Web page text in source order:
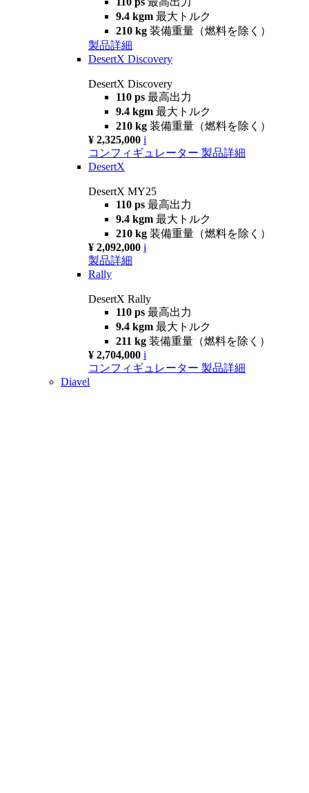
9.4 kgm 最大トルク
210 kg 装備重量（燃料を除く）
製品詳細
DesertX Discovery
DesertX Discovery
110 ps 最高出力
9.4 kgm 最大トルク
210 kg 装備重量（燃料を除く）
¥ 2,325,000 i
コンフィギュレーター 製品詳細
DesertX
DesertX MY25
110 ps 最高出力
9.4 kgm 最大トルク
210 kg 装備重量（燃料を除く）
¥ 2,092,000 i
製品詳細
Rally
DesertX Rally
110 ps 最高出力
9.4 kgm 最大トルク
211 kg 装備重量（燃料を除く）
¥ 2,704,000 i
コンフィギュレーター 製品詳細
Diavel